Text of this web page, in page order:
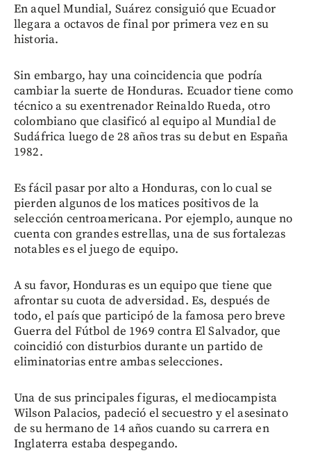
En aquel Mundial, Suárez consiguió que Ecuador
llegara a octavos de final por primera vez en su
historia.
Sin embargo, hay una coincidencia que podría
cambiar la suerte de Honduras. Ecuador tiene como
técnico a su exentrenador Reinaldo Rueda, otro
colombiano que clasificó al equipo al Mundial de
Sudáfrica luego de 28 años tras su debut en España
1982.
Es fácil pasar por alto a Honduras, con lo cual se
pierden algunos de los matices positivos de la
selección centroamericana. Por ejemplo, aunque no
cuenta con grandes estrellas, una de sus fortalezas
notables es el juego de equipo.
A su favor, Honduras es un equipo que tiene que
afrontar su cuota de adversidad. Es, después de
todo, el país que participó de la famosa pero breve
Guerra del Fútbol de 1969 contra El Salvador, que
coincidió con disturbios durante un partido de
eliminatorias entre ambas selecciones.
Una de sus principales figuras, el mediocampista
Wilson Palacios, padeció el secuestro y el asesinato
de su hermano de 14 años cuando su carrera en
Inglaterra estaba despegando.